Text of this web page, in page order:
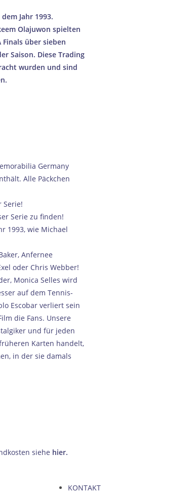
Jahr 1993.
Olajuwon spielten
über sieben
Saison. Diese Trading
wurden und sind
Germany
Alle Päckchen
Serie!
Serie zu finden!
1993, wie Michael
Anfernee
oder Chris Webber!
Monica Selles wird
auf dem Tennis-
Escobar verliert sein
die Fans. Unsere
und für jeden
Karten handelt,
in der sie damals
siehe hier.
KONTAKT